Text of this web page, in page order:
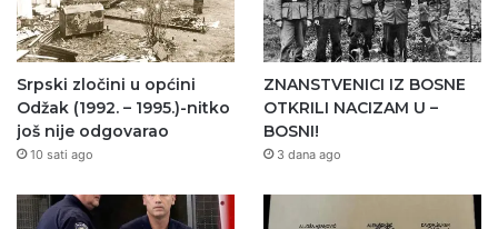
Srpski zločini u općini
Odžak (1992. – 1995.)-nitko
još nije odgovarao
10 sati ago
ZNANSTVENICI IZ BOSNE
OTKRILI NACIZAM U –
BOSNI!
3 dana ago